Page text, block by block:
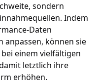
sondern
Indem
Daten
anpassen, können sie
einem vielfältigen
letztlich ihre
erhöhen.